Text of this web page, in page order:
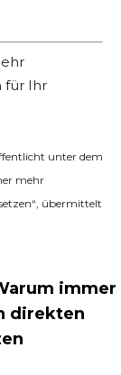
für Ihr
unter dem
mehr
übermittelt
immer
direkten